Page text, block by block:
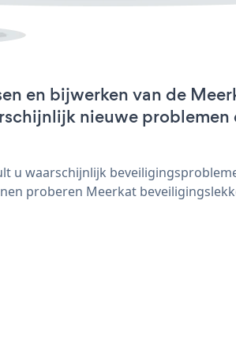
en bijwerken van de
nieuwe problemen
u waarschijnlijk
proberen Meerkat